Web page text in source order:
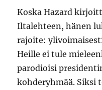
Koska Hazard
Iltalehteen, hänen
rajoite:
Heille ei tule
parodioisi
kohderyhmää.